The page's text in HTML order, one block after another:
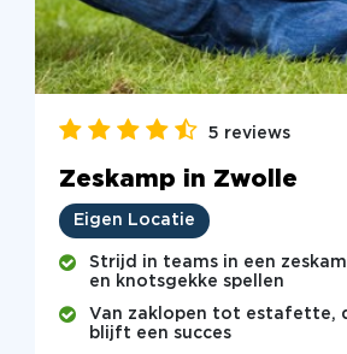
5 reviews
Zeskamp in Zwolle
Eigen Locatie
Strijd in teams in een
en knotsgekke spellen
Van zaklopen tot estafette,
blijft een succes